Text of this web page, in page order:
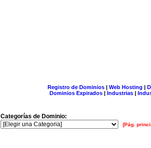
Registro de Dominios| Web Hosting |
Dominios Expirados | Industrias |
Categorías de Dominio:
[Pág.